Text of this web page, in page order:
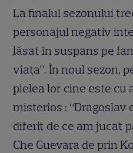
La finalul sezonului
personajul negativ
lăsat în suspans pe
viaţa”. În noul sezon,
pielea lor cine este cu
misterios :
diferit de ce am jucat
Che Guevara de prin